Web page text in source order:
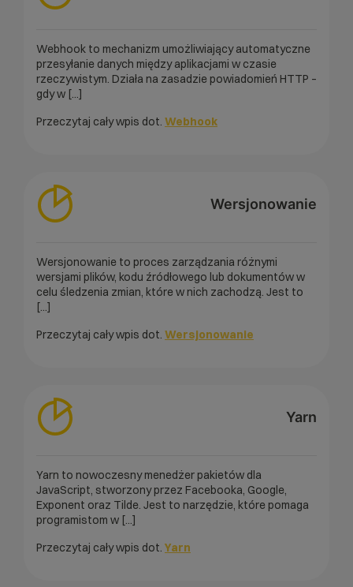
Webhook to mechanizm umożliwiający automatyczne
przesyłanie danych między aplikacjami w czasie
rzeczywistym. Działa na zasadzie powiadomień HTTP –
gdy w [...]
Przeczytaj cały wpis dot. Webhook
Wersjonowanie
Wersjonowanie to proces zarządzania różnymi
wersjami plików, kodu źródłowego lub dokumentów w
celu śledzenia zmian, które w nich zachodzą. Jest to
[...]
Przeczytaj cały wpis dot. Wersjonowanie
Yarn
Yarn to nowoczesny menedżer pakietów dla
JavaScript, stworzony przez Facebooka, Google,
Exponent oraz Tilde. Jest to narzędzie, które pomaga
programistom w [...]
Przeczytaj cały wpis dot. Yarn